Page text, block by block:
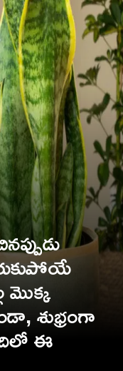
మొక్క
శుభ్రంగా
ఈ